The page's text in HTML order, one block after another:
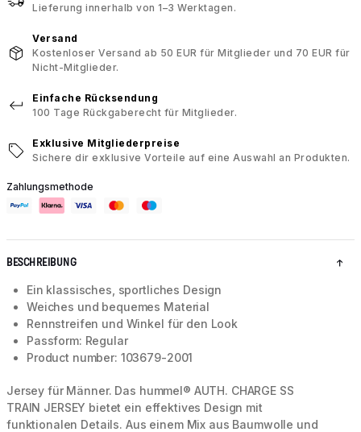
Lieferung innerhalb von 1–3 Werktagen.
Versand
Kostenloser Versand ab 50 EUR für Mitglieder und 70 EUR für
Nicht-Mitglieder.
Einfache Rücksendung
100 Tage Rückgaberecht für Mitglieder.
Exklusive Mitgliederpreise
Sichere dir exklusive Vorteile auf eine Auswahl an Produkten.
Zahlungsmethode
BESCHREIBUNG
Ein klassisches, sportliches Design
Weiches und bequemes Material
Rennstreifen und Winkel für den Look
Passform: Regular
Product number: 103679-2001
Jersey für Männer. Das hummel® AUTH. CHARGE SS
TRAIN JERSEY bietet ein effektives Design mit
funktionalen Details. Aus einem Mix aus Baumwolle und